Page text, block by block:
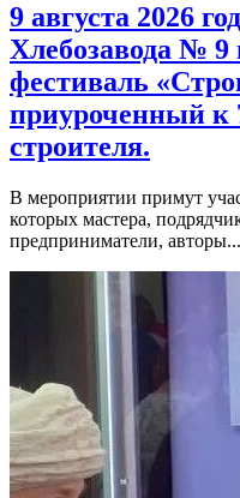
9 августа 2026
Хлебозавода №
фестиваль
приуроченный к
строителя.
В мероприятии примут
которых мастера,
предприниматели, авторы...